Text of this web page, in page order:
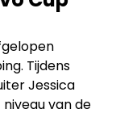
Tijdens
Jessica
van de